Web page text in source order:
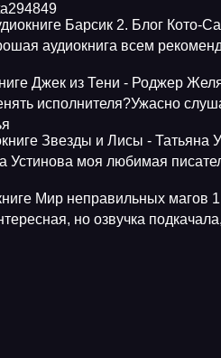
Барсик 2. Блог Кото-
аудиокнига всем
Джек из Тени - Роджер
исполнителя?Ужасно
Звезды и Лисы - Татьяна
Устинова моя любимая
Мир неправильных магов
но озвучка